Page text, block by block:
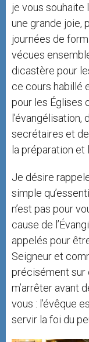
je vous souhaite
une grande joie,
journées de
vécues
dicastère pour
ce cours habillé
pour les Églises
secrétaires et
la préparation et
Je désire
simple
n’est pas pour
cause de
appelés pour
Seigneur et
précisément sur
m’arrêter avant
vous : l’évêque
servir la foi du